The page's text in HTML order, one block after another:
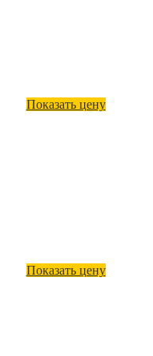
Показать цену
Показать цену